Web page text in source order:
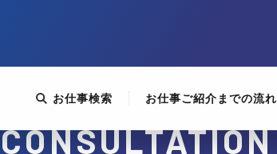
お仕事検索 お仕事ご紹介までの流れ
CONSULTATION